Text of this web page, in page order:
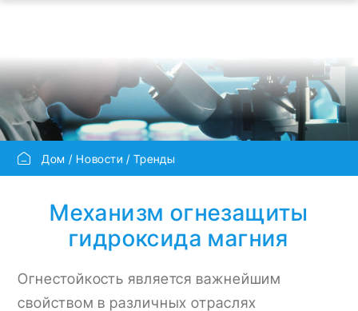
Дом Новости Тренды
Механизм огнезащиты
гидроксида магния
Огнестойкость является важнейшим
свойством в различных отраслях